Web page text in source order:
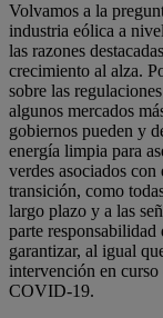
Volvamos a la
industria eólica a
las razones
crecimiento al alza.
sobre las
algunos mercados
gobiernos pueden y
energía limpia para
verdes asociados
transición, como
largo plazo y a las
parte
garantizar, al igual
intervención en curso
COVID-19.